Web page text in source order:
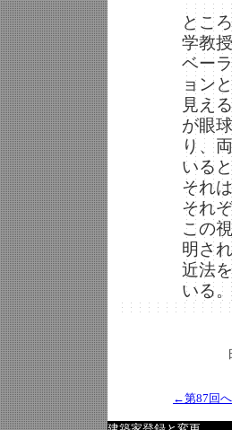
とこ
学教
ベー
ョン
見え
が眼
り、
いる
それ
それ
この
明さ
近法
いる。
←第87回へ